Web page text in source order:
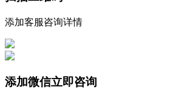
添加客服咨询详情
添加微信立即咨询